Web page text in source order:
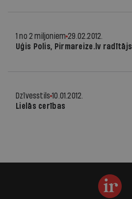
1 no 2 miljoniem 29.02.2012.
Uģis Polis, Pirmareize.lv radītājs
Dzīvesstils 10.01.2012.
Lielās cerības